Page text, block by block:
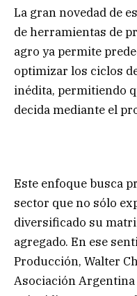
La gran novedad de
de herramientas de
agro ya permite
optimizar los ciclos
inédita, permitiendo
decida mediante el
Este enfoque busca
sector que no sólo
diversificado su
agregado. En ese
Producción, Walter
Asociación Argentina